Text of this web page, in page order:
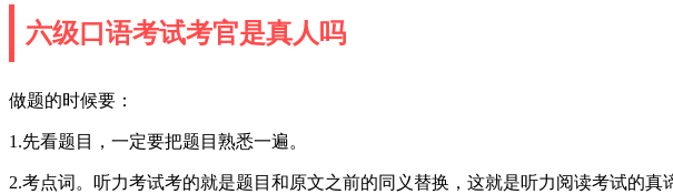
六级口语考试考官是真人吗
做题的时候要：
1.先看题目，一定要把题目熟悉一遍。
2.考点词。听力考试考的就是题目和原文之前的同义替换，这就是听力阅读考试的